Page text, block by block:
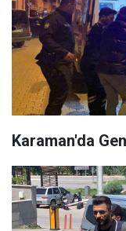
Karaman'da